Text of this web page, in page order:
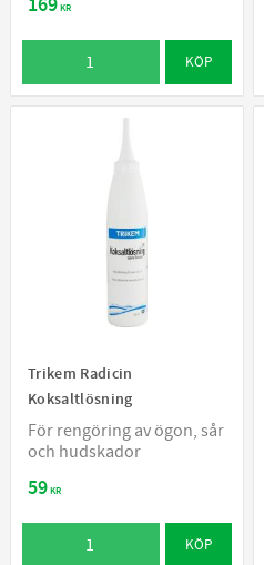
KR
KÖP
Trikem Radicin
Koksaltlösning
För rengöring av ögon, sår
och hudskador
59KR
KÖP